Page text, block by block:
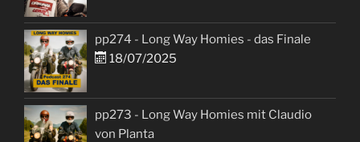
pp274 - Long Way Homies - das Finale
18/07/2025
pp273 - Long Way Homies mit Claudio
von Planta